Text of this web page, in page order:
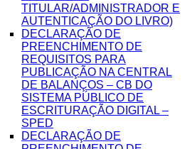
TITULAR/ADMINISTRADOR E
AUTENTICAÇÃO DO LIVRO)
DECLARAÇÃO DE
PREENCHIMENTO DE
REQUISITOS PARA
PUBLICAÇÃO NA CENTRAL
DE BALANÇOS – CB DO
SISTEMA PÚBLICO DE
ESCRITURAÇÃO DIGITAL –
SPED
DECLARAÇÃO DE